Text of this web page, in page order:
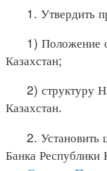
1. Утвердить
1) Положение о
Казахстан;
2) структуру
Казахстан.
2. Установить
Банка Республики